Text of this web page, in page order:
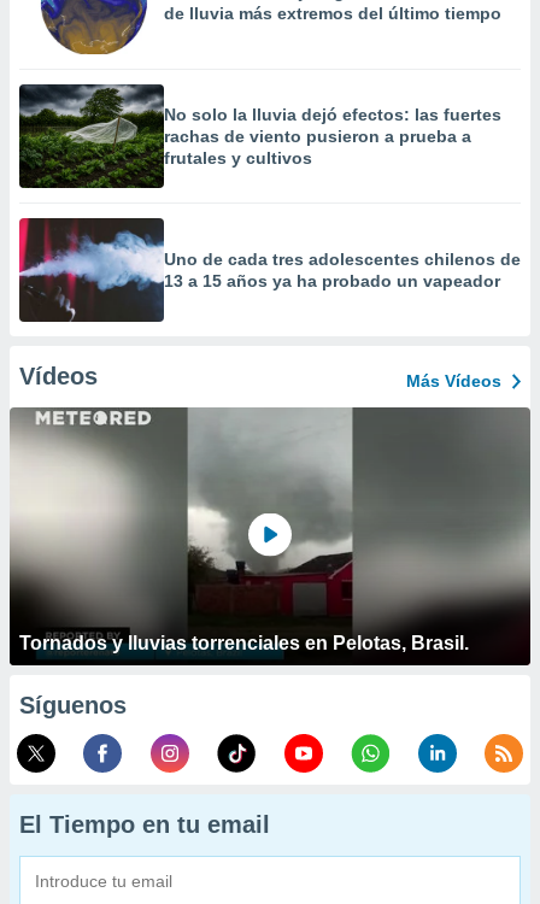
de lluvia más extremos del último tiempo
No solo la lluvia dejó efectos: las fuertes
rachas de viento pusieron a prueba a
frutales y cultivos
Uno de cada tres adolescentes chilenos de
13 a 15 años ya ha probado un vapeador
Vídeos Más Vídeos
Tornados y lluvias torrenciales en Pelotas, Brasil.
Síguenos
El Tiempo en tu email